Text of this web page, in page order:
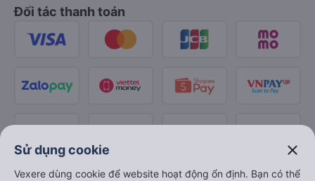
Đối tác thanh toán
Sử dụng cookie close
Vexere dùng cookie để website hoạt động ổn định. Bạn có thể